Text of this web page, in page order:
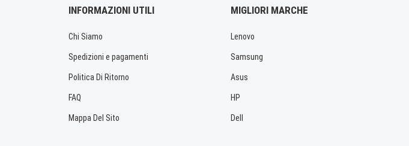
INFORMAZIONI UTILI
Chi Siamo
Spedizioni e pagamenti
Politica Di Ritorno
FAQ
Mappa Del Sito
MIGLIORI MARCHE
Lenovo
Samsung
Asus
HP
Dell